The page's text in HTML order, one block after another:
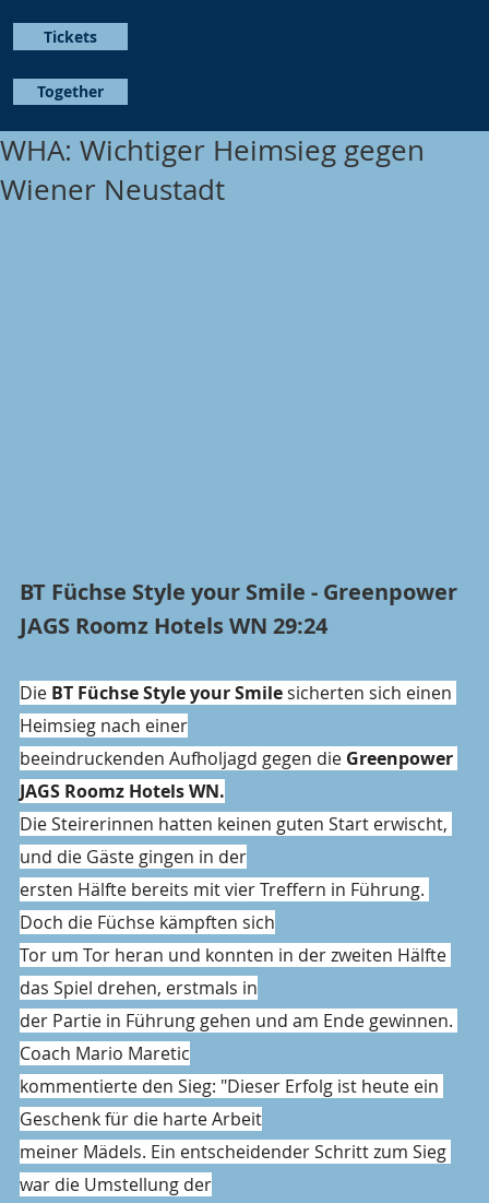
Together
Tickets
WHA: Wichtiger Heimsieg gegen
Wiener Neustadt
BT Füchse Style your Smile - Greenpower
JAGS Roomz Hotels WN 29:24
Die BT Füchse Style your Smile sicherten sich einen
Heimsieg nach einer
beeindruckenden Aufholjagd gegen die Greenpower
JAGS Roomz Hotels WN.
Die Steirerinnen hatten keinen guten Start erwischt,
und die Gäste gingen in der
ersten Hälfte bereits mit vier Treffern in Führung.
Doch die Füchse kämpften sich
Tor um Tor heran und konnten in der zweiten Hälfte
das Spiel drehen, erstmals in
der Partie in Führung gehen und am Ende gewinnen.
Coach Mario Maretic
kommentierte den Sieg: "Dieser Erfolg ist heute ein
Geschenk für die harte Arbeit
meiner Mädels. Ein entscheidender Schritt zum Sieg
war die Umstellung der